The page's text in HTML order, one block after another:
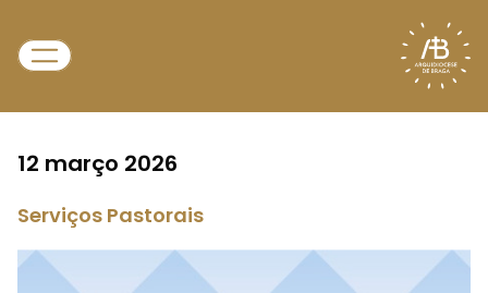
12 março 2026
Serviços Pastorais